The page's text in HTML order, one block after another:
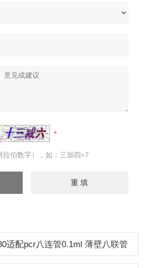
伯数字），如：三加四=7
适配pcr八连管0.1ml 薄壁八联管